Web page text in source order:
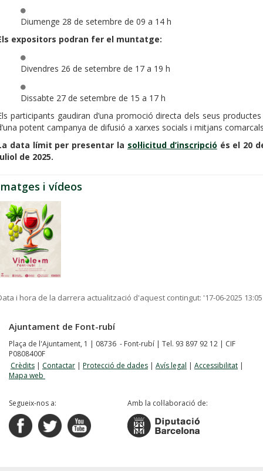
Diumenge 28 de setembre de 09 a 14 h
expositors podran fer el muntatge:
Divendres 26 de setembre de 17 a 19 h
Dissabte 27 de setembre de 15 a 17 h
participants gaudiran d’una promoció directa dels seus
potent campanya de difusió a xarxes socials i mitjans
data límit per presentar la sol·licitud d’inscripció és el 20
de 2025.
i vídeos
i hora de la darrera actualització d'aquest contingut: '17-06-2025 13:05
Ajuntament de Font-rubí
Plaça de l'Ajuntament, 1 | 08736 - Font-rubí | Tel. 93 897 92 12 | CIF
P0808400F
Crèdits | Contactar | Protecció de dades | Avís legal | Accessibilitat |
Mapa web
Segueix-nos a: Amb la col·laboració de: